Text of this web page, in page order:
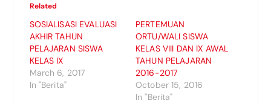
Related
SOSIALISASI EVALUASI
AKHIR TAHUN
PELAJARAN SISWA
KELAS IX
March 6, 2017
In "Berita"
PERTEMUAN
ORTU/WALI SISWA
KELAS VIII DAN IX AWAL
TAHUN PELAJARAN
2016-2017
October 15, 2016
In "Berita"